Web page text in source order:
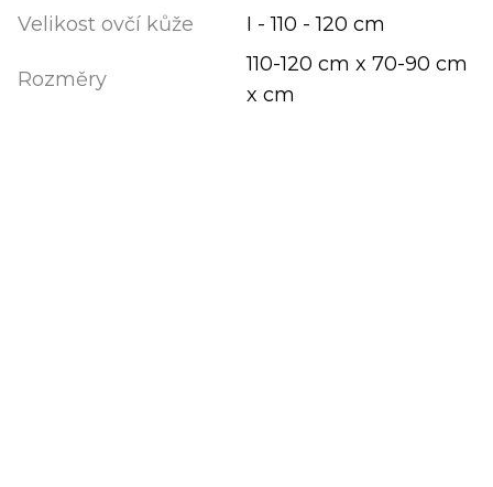
Velikost ovčí kůže
I - 110 - 120 cm
Rozměry
110-120 cm x 70-90 cm
x cm